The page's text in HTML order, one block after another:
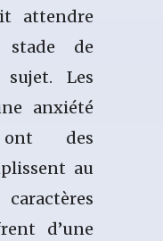
attendre
de
sujet. Les
anxiété
des
au
d’une